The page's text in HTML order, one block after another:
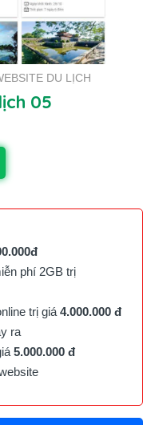
DU LỊCH
05
phí 2GB trị
trị giá 4.000.000 đ
ra
5.000.000 đ